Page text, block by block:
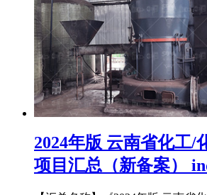
2024年版 云南省化工/
项目汇总（新备案）